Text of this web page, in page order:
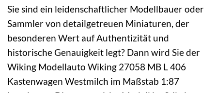
Sie sind ein leidenschaftlicher Modellbauer oder
Sammler von detailgetreuen Miniaturen, der
besonderen Wert auf Authentizität und
historische Genauigkeit legt? Dann wird Sie der
Wiking Modellauto Wiking 27058 MB L 406
Kastenwagen Westmilch im Maßstab 1:87